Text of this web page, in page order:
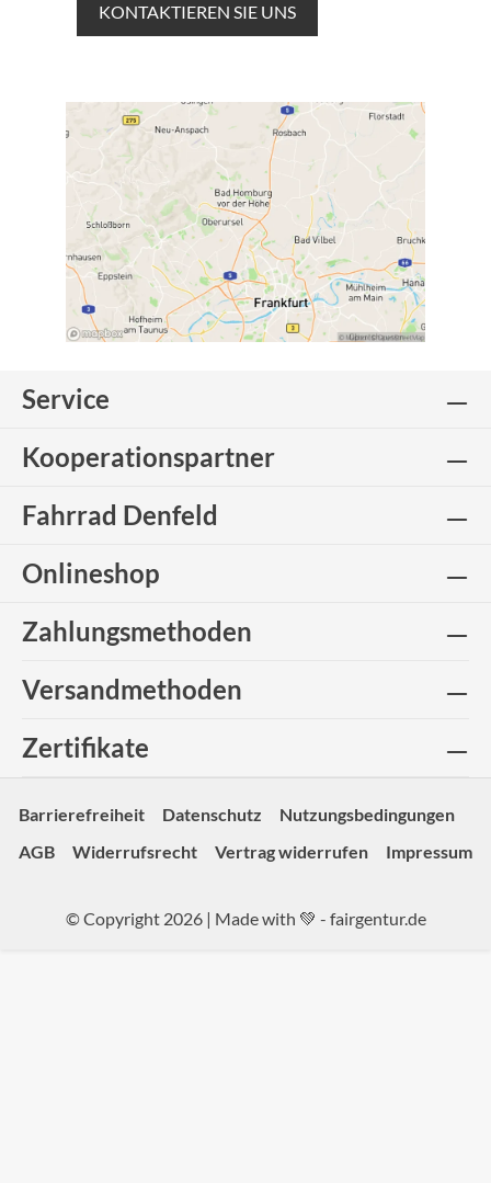
KONTAKTIEREN SIE UNS
Service
Kooperationspartner
Fahrrad Denfeld
Onlineshop
Zahlungsmethoden
Versandmethoden
Zertifikate
Barrierefreiheit Datenschutz
Nutzungsbedingungen
AGB
Widerrufsrecht Vertrag widerrufen Impressum
© Copyright 2026 | Made with 💚 - fairgentur.de